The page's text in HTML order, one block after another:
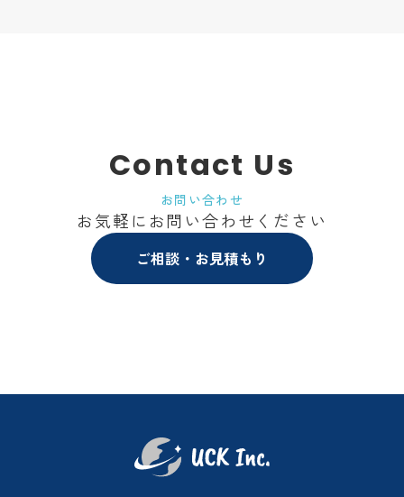
Contact Us
お問い合わせ
お気軽にお問い合わせください
ご相談・お見積もり